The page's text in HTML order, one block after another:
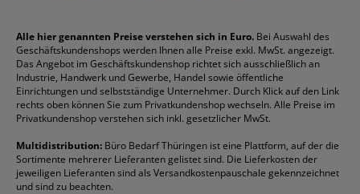
Reklamation / Retouren
Vertrag widerrufen (Privatkunden)
Rabatte & Aktionen
Briefumschläge
Druckerpatronen
Etiketten
Fineliner
Folienschreiber
Formulare
Gelschreiber
Geschäftsbücher
Klemmmappen
Kopierpapier
Korrekturmittel
Kugelschreiber
Mappen
Ordner
Packband
Permanentmarker
Taschenrechner
Textmarker
Tintenroller
Tintenpatronen
Toilettenpapier
Toner
Versandmaterial
Versandtaschen
Durable
DYMO
Edding
Esselte
Faber-Castell
Fellowes
Franken
Fripa
Pentel
Pelikan
Pilot
Pritt
Schneider
Stabilo
Staedtler
Alle hier genannten Preise verstehen sich in Euro. Bei Auswahl des
Geschäftskundenshops werden Ihnen alle Preise exkl. MwSt. angezeigt.
Das Angebot im Geschäftskundenshop richtet sich ausschließlich an
Industrie, Handwerk und Gewerbe, Handel sowie öffentliche
Einrichtungen und selbstständige Unternehmer. Durch Klick auf den Link
rechts oben können Sie zum Privatkundenshop wechseln. Alle Preise im
Privatkundenshop verstehen sich inkl. gesetzlicher MwSt.
Multidistribution: Büro Bedarf Thüringen ist eine Plattform, auf der die
Sortimente mehrerer Lieferanten gelistet sind. Die Lieferkosten der
jeweiligen Lieferanten sind als Versandkostenpauschale gekennzeichnet
und sind zu beachten.